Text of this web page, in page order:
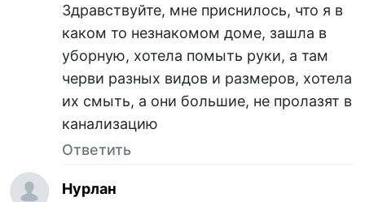
Здравствуйте, мне приснилось, что я в
каком то незнакомом доме, зашла в
уборную, хотела помыть руки, а там
черви разных видов и размеров, хотела
их смыть, а они большие, не пролазят в
канализацию
Ответить
Нурлан